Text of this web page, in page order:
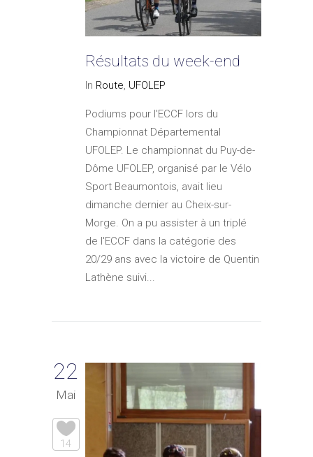
Résultats du week-end
In Route, UFOLEP
Podiums pour l'ECCF lors du
Championnat Départemental
UFOLEP. Le championnat du Puy-de-
Dôme UFOLEP, organisé par le Vélo
Sport Beaumontois, avait lieu
dimanche dernier au Cheix-sur-
Morge. On a pu assister à un triplé
de l'ECCF dans la catégorie des
20/29 ans avec la victoire de Quentin
Lathène suivi...
22
Mai
14